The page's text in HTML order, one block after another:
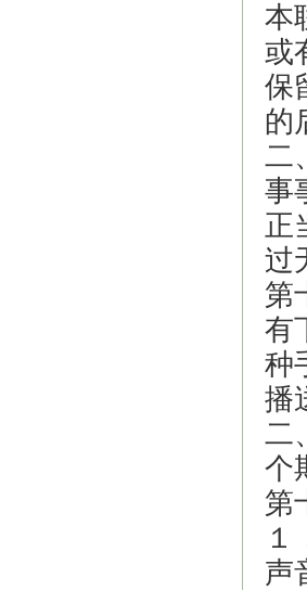
本
或
保
的
二
事
正
过
第
有
种
播
二
个
第
声